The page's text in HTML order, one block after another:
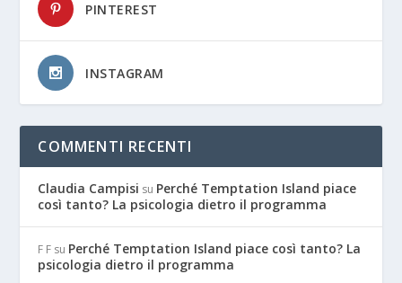
PINTEREST
INSTAGRAM
COMMENTI RECENTI
Claudia Campisi su Perché Temptation Island piace
così tanto? La psicologia dietro il programma
F F su Perché Temptation Island piace così tanto? La
psicologia dietro il programma